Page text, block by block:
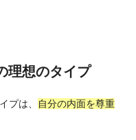
理想のタイプ
プは、
自分の内面を尊重